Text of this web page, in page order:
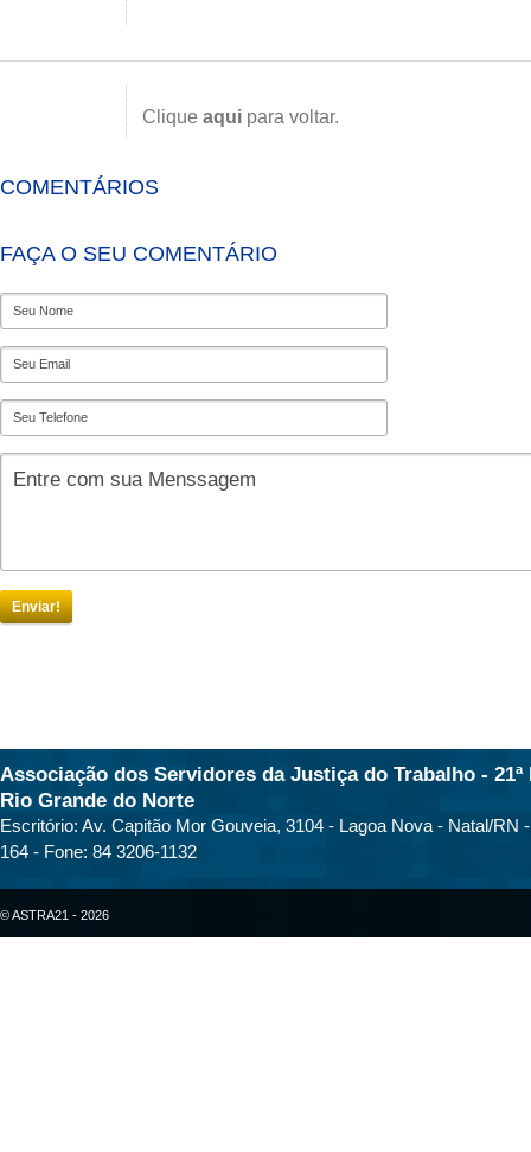
Clique aqui para voltar.
COMENTÁRIOS
FAÇA O SEU COMENTÁRIO
Enviar!
Associação dos Servidores da Justiça do Trabalho - 21ª
Rio Grande do Norte
Escritório: Av. Capitão Mor Gouveia, 3104 - Lagoa Nova - Natal/RN
164 - Fone: 84 3206-1132
© ASTRA21 - 2026